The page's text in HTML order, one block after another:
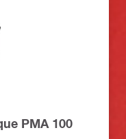
PMA 100